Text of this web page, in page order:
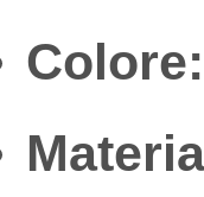
Colore: